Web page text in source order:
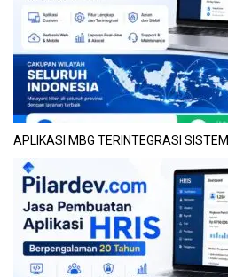
APLIKASI MBG TERINTEGRASI SISTEM